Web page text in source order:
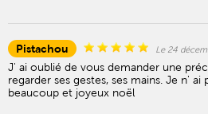
Pistachou Le 24
J' ai oublié de vous demander une
regarder ses gestes, ses mains. Je n'
beaucoup et joyeux noël